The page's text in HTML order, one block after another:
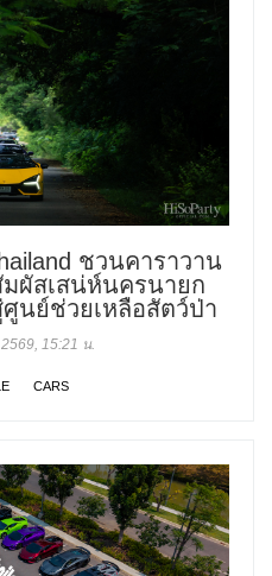
ชวนคาราวาน
ผัสเสน่ห์นครนายก
นย์ช่วยเหลือสัตว์ป่า
15:21 น.
CARS